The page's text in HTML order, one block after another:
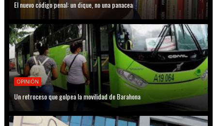
El nuevo código penal: un dique, no una panacea
OPINIÓN
Un retroceso que golpea la movilidad de Barahona